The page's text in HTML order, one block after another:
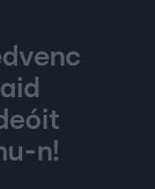
n!